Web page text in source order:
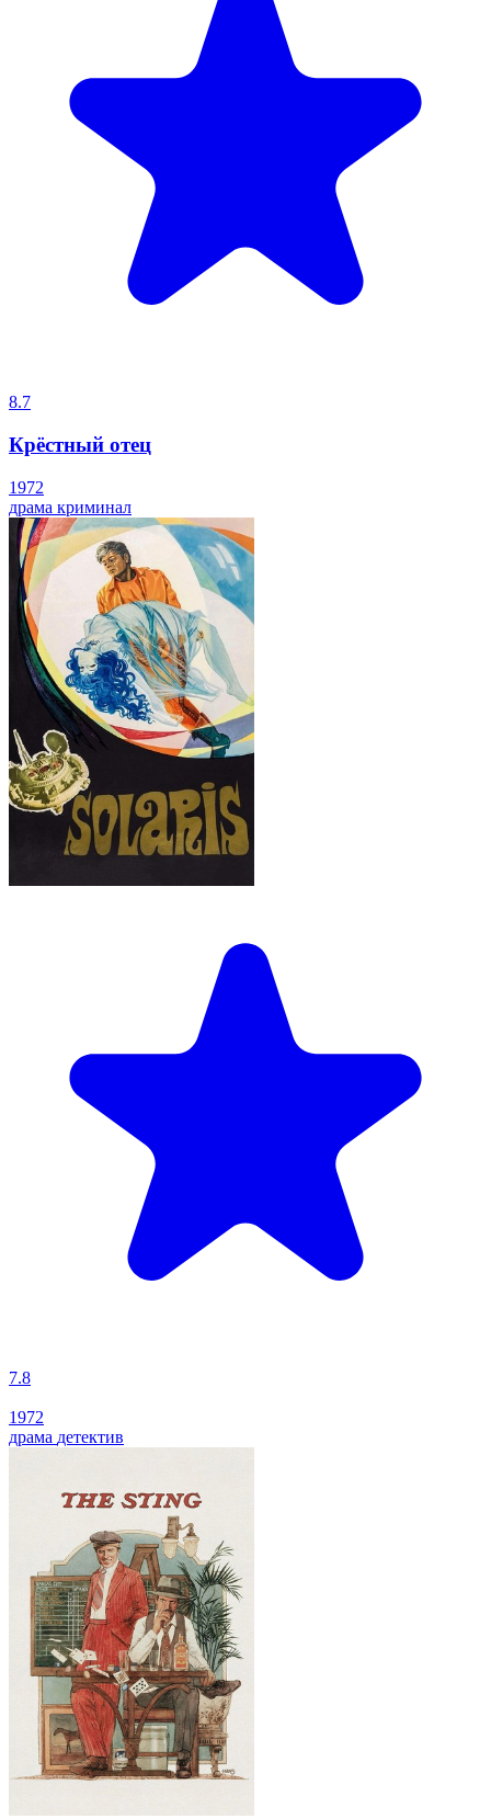
8.7
Крёстный отец
1972
драма криминал
7.8
1972
драма детектив